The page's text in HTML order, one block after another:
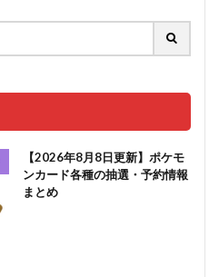
【2026年8月8日更新】ポケモ
ンカード各種の抽選・予約情報
まとめ